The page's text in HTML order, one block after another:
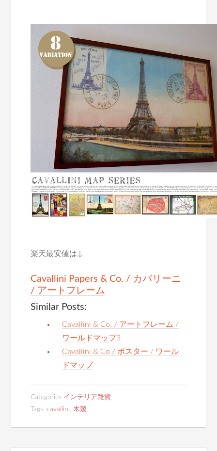
楽天最安値は↓
Cavallini Papers & Co. / カバリーニ
/ アートフレーム
Similar Posts:
Cavallini & Co. / アートフレーム /
ワールドマップ3
Cavallini & Co / ポスター / ワール
ドマップ
Categories インテリア雑貨
Tags:cavallini,木製